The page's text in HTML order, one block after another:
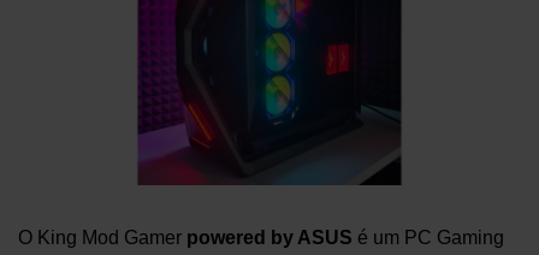
O King Mod Gamer powered by ASUS é um PC Gaming